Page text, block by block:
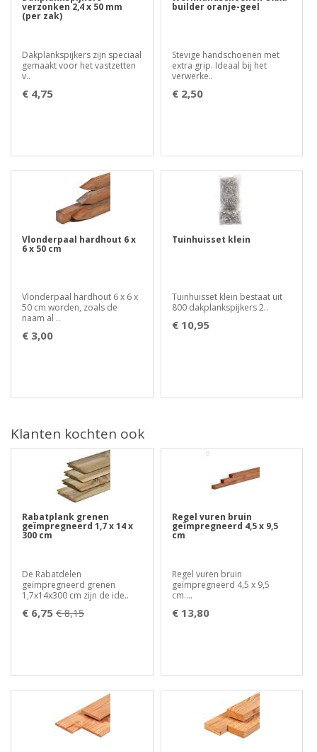
verzonken 2,4 x 50 mm
(per zak)
Dakplankspijkers zijn speciaal
gemaakt voor het vastzetten
v..
€ 4,75
builder oranje-geel
Stevige handschoenen met
extra grip. Ideaal bij het
verwerke..
€ 2,50
Vlonderpaal hardhout 6 x
6 x 50 cm
Vlonderpaal hardhout 6 x 6 x
50 cm worden, zoals de
naam al ..
€ 3,00
Tuinhuisset klein
Tuinhuisset klein bestaat uit
800 dakplankspijkers 2..
€ 10,95
Klanten kochten ook
Rabatplank grenen
geïmpregneerd 1,7 x 14 x
300 cm
De Rabatdelen
geïmpregneerd grenen
1,7x14x300 cm zijn de ide..
€ 6,75 € 8,15
Regel vuren bruin
geïmpregneerd 4,5 x 9,5
cm
Regel vuren bruin
geïmpregneerd 4,5 x 9,5
cm....
€ 13,80